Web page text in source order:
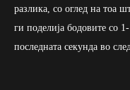
разлика, со оглед на тоа
ги поделија бодовите со
последната секунда во